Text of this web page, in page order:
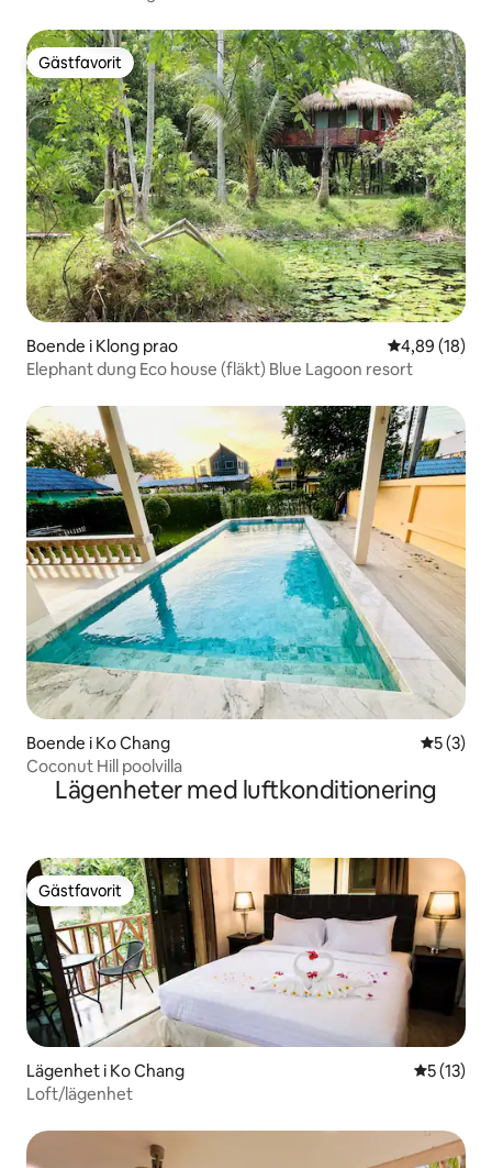
Gästfavorit
Gästfavorit
Boende i Klong prao 4,89 av 5 i
4,89 (18)
Elephant dung Eco house (fläkt) Blue Lagoon resort
Boende i Ko Chang 5 av 5 i
5 (3)
Coconut Hill poolvilla
Lägenheter med luftkonditionering
Gästfavorit
Gästfavorit
Lägenhet i Ko Chang 5 av 5 i
5 (13)
Loft/lägenhet